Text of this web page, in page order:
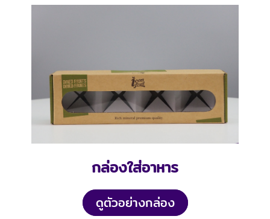
กล่องใส่อาหาร
ดูตัวอย่างกล่อง